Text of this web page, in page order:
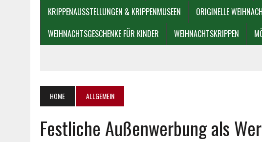
KRIPPENAUSSTELLUNGEN & KRIPPENMUSEEN
ORIGINELLE
WEIHNACHTSGESCHENKE FÜR KINDER
WEIHNACHTSKRIPPEN
HOME ALLGEMEIN
Festliche Außenwerbung als